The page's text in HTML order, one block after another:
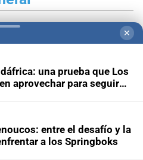
✕
una prueba que Los
aprovechar para seguir
entre el desafío y la
a los Springboks